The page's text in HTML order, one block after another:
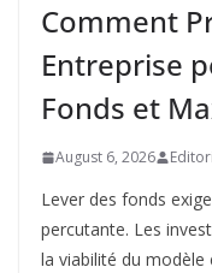
Comment
Entreprise
Fonds et
August 6, 2026
Lever des fonds
percutante. Les
la viabilité du modèle